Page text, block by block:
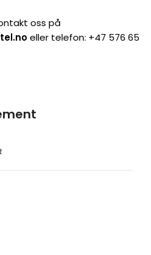
oss på
eller telefon: +47 576 65